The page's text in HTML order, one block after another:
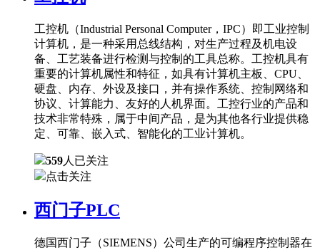
工控机（Industrial Personal Computer，IPC）即工业控制
计算机，是一种采用总线结构，对生产过程及机电设
备、工艺装备进行检测与控制的工具总称。工控机具有
重要的计算机属性和特征，如具有计算机主板、CPU、
硬盘、内存、外设及接口，并有操作系统、控制网络和
协议、计算能力、友好的人机界面。工控行业的产品和
技术非常特殊，属于中间产品，是为其他各行业提供稳
定、可靠、嵌入式、智能化的工业计算机。
559人已关注
点击关注
西门子PLC
德国西门子（SIEMENS）公司生产的可编程序控制器在